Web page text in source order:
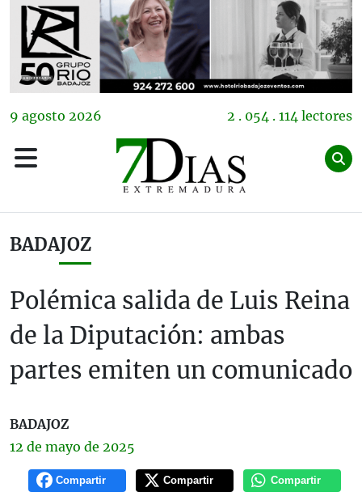
9 agosto 2026 2 . 054 . 114 lectores
BADAJOZ
Polémica salida de Luis Reina
de la Diputación: ambas
partes emiten un comunicado
BADAJOZ
12 de mayo de 2025
Compartir Compartir Compartir